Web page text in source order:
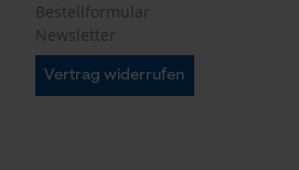
Bestellformular
Newsletter
Vertrag widerrufen